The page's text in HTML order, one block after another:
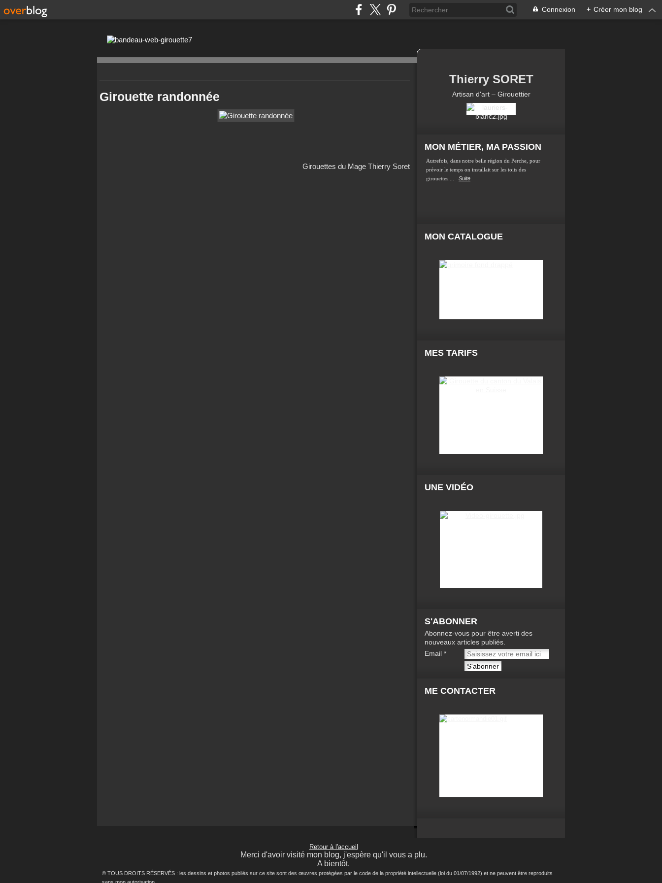
Connexion + Créer mon blog
Girouette randonnée
Girouettes du Mage Thierry Soret
Thierry SORET
Artisan d'art – Girouettier
MON MÉTIER, MA PASSION
Autrefois, dans notre belle région du Perche, pour
prévoir le temps on installait sur les toits des
girouettes....
Suite
MON CATALOGUE
MES TARIFS
UNE VIDÉO
S'ABONNER
Abonnez-vous pour être averti des
nouveaux articles publiés.
Email
ME CONTACTER
Retour à l'accueil
Merci d'avoir visité mon blog, j'espère qu'il vous a plu.
A bientôt.
© TOUS DROITS RÉSERVÉS : les dessins et photos publiés sur ce site sont des œuvres protégées par le code de la propriété intellectuelle (loi du 01/07/1992) et ne peuvent être reproduits